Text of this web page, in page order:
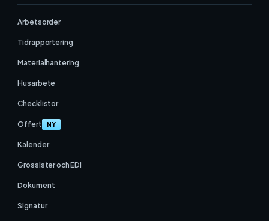
Arbetsorder
Tidrapportering
Materialhantering
Husarbete
Checklistor
Offert NY
Kalender
Grossister och EDI
Dokument
Signatur